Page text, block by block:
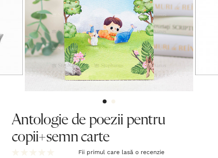
Antologie de poezii pentru
copii+semn carte
Fii primul care lasă o recenzie